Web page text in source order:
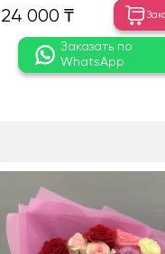
24 000 ₸
Заказать по
WhatsApp